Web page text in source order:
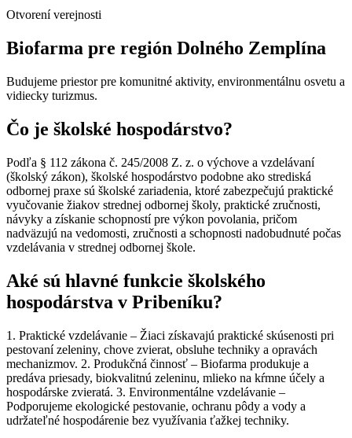
Otvorení verejnosti
Biofarma pre región Dolného Zemplína
Budujeme priestor pre komunitné aktivity, environmentálnu osvetu a
vidiecky turizmus.
Čo je školské hospodárstvo?
Podľa § 112 zákona č. 245/2008 Z. z. o výchove a vzdelávaní
(školský zákon), školské hospodárstvo podobne ako strediská
odbornej praxe sú školské zariadenia, ktoré zabezpečujú praktické
vyučovanie žiakov strednej odbornej školy, praktické zručnosti,
návyky a získanie schopností pre výkon povolania, pričom
nadväzujú na vedomosti, zručnosti a schopnosti nadobudnuté počas
vzdelávania v strednej odbornej škole.
Aké sú hlavné funkcie školského
hospodárstva v Pribeníku?
1. Praktické vzdelávanie – Žiaci získavajú praktické skúsenosti pri
pestovaní zeleniny, chove zvierat, obsluhe techniky a opravách
mechanizmov. 2. Produkčná činnosť – Biofarma produkuje a
predáva priesady, biokvalitnú zeleninu, mlieko na kŕmne účely a
hospodárske zvieratá. 3. Environmentálne vzdelávanie –
Podporujeme ekologické pestovanie, ochranu pôdy a vody a
udržateľné hospodárenie bez využívania ťažkej techniky.